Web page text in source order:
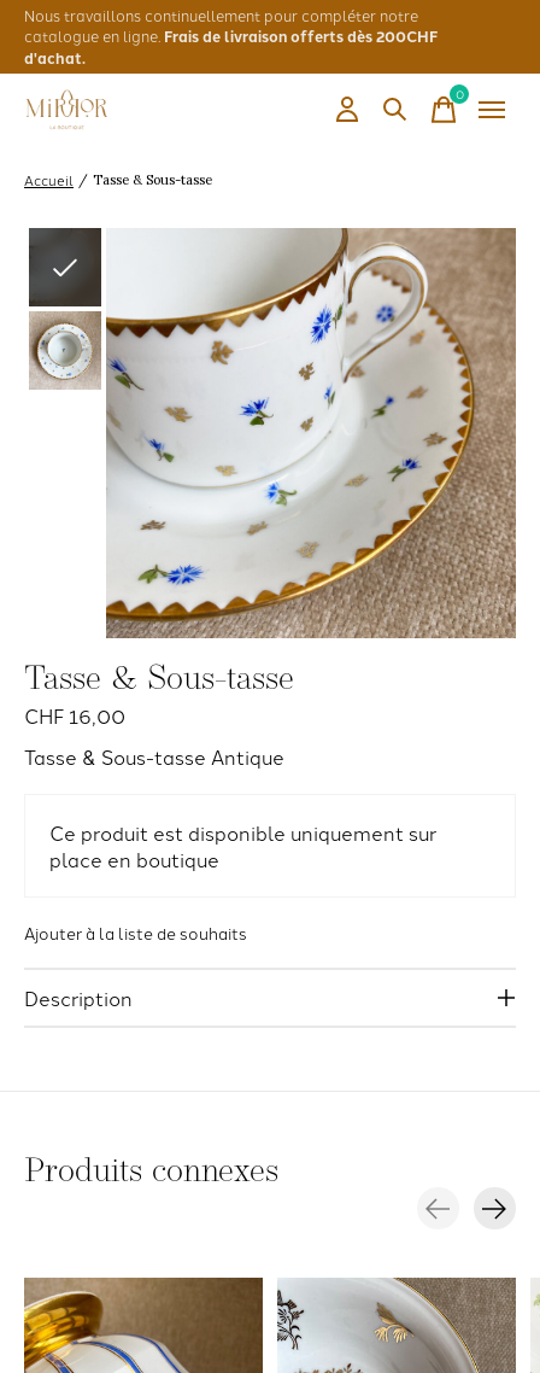
Nous travaillons continuellement pour compléter notre
catalogue en ligne. Frais de livraison offerts dès 200CHF
d'achat.
0items
Accueil / Tasse & Sous-tasse
Tasse & Sous-tasse
CHF 16,00
Tasse & Sous-tasse Antique
Ce produit est disponible uniquement sur
place en boutique
Ajouter à la liste de souhaits
Description
Produits connexes